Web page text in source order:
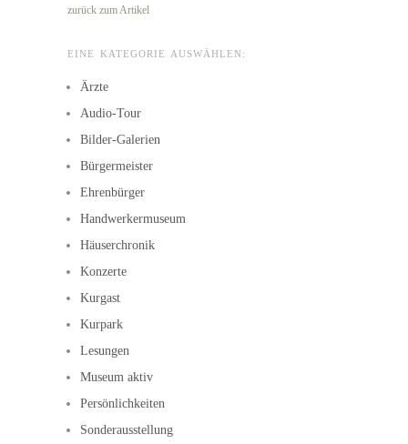
zurück zum Artikel
EINE KATEGORIE AUSWÄHLEN:
Ärzte
Audio-Tour
Bilder-Galerien
Bürgermeister
Ehrenbürger
Handwerkermuseum
Häuserchronik
Konzerte
Kurgast
Kurpark
Lesungen
Museum aktiv
Persönlichkeiten
Sonderausstellung